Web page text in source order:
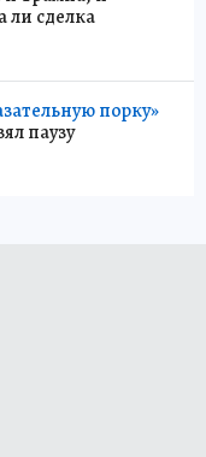
ли сделка
порку»
паузу